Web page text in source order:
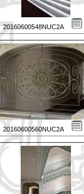
20160600548NUC2A
20160600560NUC2A